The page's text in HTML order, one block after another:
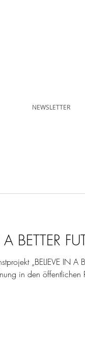
NEWSLETTER
BETTER
„BELIEVE IN A
in den öffentlichen